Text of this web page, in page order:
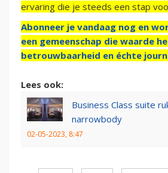
ervaring die je steeds een stap
Abonneer je vandaag nog en
een gemeenschap die waarde
betrouwbaarheid en échte
Lees ook:
Business Class suite
narrowbody
02-05-2023, 8:47